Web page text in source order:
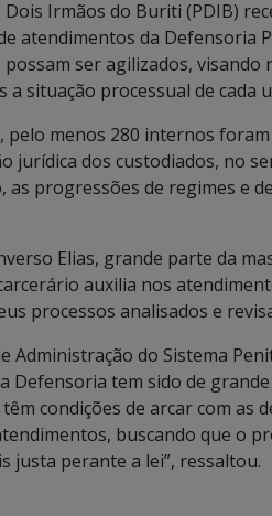
Irmãos do Buriti (PDIB)
atendimentos da Defensoria
ser agilizados, visando
situação processual de cada
menos 280 internos
jurídica dos custodiados, no
as progressões de regimes e
Elias, grande parte da
auxilia nos
processos analisados e
Administração do Sistema
Defensoria tem sido de
condições de arcar com as
buscando que o
justa perante a lei”, ressaltou.